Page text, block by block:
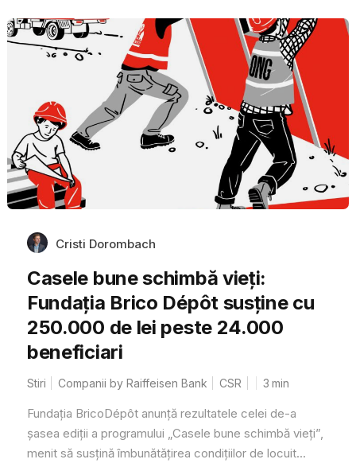
Cristi Dorombach
Casele bune schimbă vieți:
Fundația Brico Dépôt susține cu
250.000 de lei peste 24.000
beneficiari
Stiri Companii by Raiffeisen Bank CSR 3 min
Fundația BricoDépôt anunță rezultatele celei de-a
șasea ediții a programului „Casele bune schimbă vieți”,
menit să susțină îmbunătățirea condițiilor de locuit...